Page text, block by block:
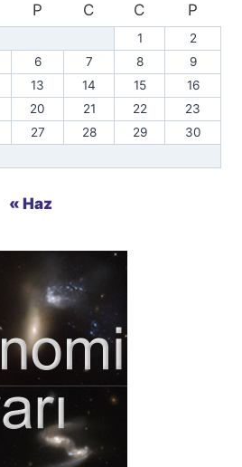
P C C P
1
2
6 7 8
9
13 14 15
16
20 21 22
23
27 28 29
30
« Haz